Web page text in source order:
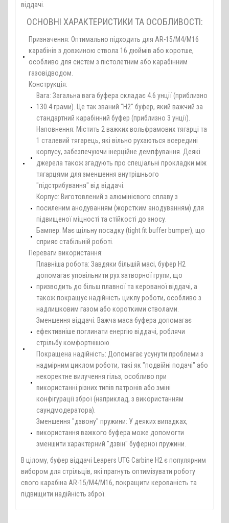
віддачі.
ОСНОВНІ ХАРАКТЕРИСТИКИ ТА ОСОБЛИВОСТІ:
Призначення: Оптимально підходить для AR-15/M4/M16
карабінів з довжиною ствола 16 дюймів або коротше,
особливо для систем з пістолетним або карабінним
газовідводом.
Конструкція:
Вага: Загальна вага буфера складає 4.6 унції (приблизно
130.4 грами). Це так званий "H2" буфер, який важчий за
стандартний карабінний буфер (приблизно 3 унції).
Наповнення: Містить 2 важких вольфрамових тягарці та
1 сталевий тягарець, які вільно рухаються всередині
корпусу, забезпечуючи інерційне демпфування. Деякі
джерела також згадують про спеціальні прокладки між
тягарцями для зменшення внутрішнього
"підстрибування" від віддачі.
Корпус: Виготовлений з алюмінієвого сплаву з
посиленим анодуванням (жорстким анодуванням) для
підвищеної міцності та стійкості до зносу.
Бампер: Має щільну посадку (tight fit buffer bumper), що
сприяє стабільній роботі.
Переваги використання:
Плавніша робота: Завдяки більшій масі, буфер H2
допомагає уповільнити рух затворної групи, що
призводить до більш плавної та керованої віддачі, а
також покращує надійність циклу роботи, особливо з
надлишковим газом або короткими стволами.
Зменшення віддачі: Важча маса буфера допомагає
ефективніше поглинати енергію віддачі, роблячи
стрільбу комфортнішою.
Покращена надійність: Допомагає усунути проблеми з
надмірним циклом роботи, такі як "подвійні подачі" або
некоректне вилучення гільз, особливо при
використанні різних типів патронів або зміні
конфігурації зброї (наприклад, з використанням
саундмодератора).
Зменшення "дзвону" пружини: У деяких випадках,
використання важкого буфера може допомогти
зменшити характерний "дзвін" буферної пружини.
В цілому, буфер віддачі Leapers UTG Carbine H2 є популярним
вибором для стрільців, які прагнуть оптимізувати роботу
свого карабіна AR-15/M4/M16, покращити керованість та
підвищити надійність зброї.